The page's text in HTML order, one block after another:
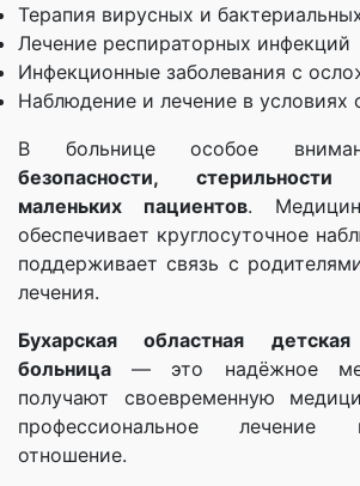
Терапия вирусных и
Лечение респираторных инфекций
Инфекционные заболевания с
Наблюдение и лечение в условиях
В больнице особое
безопасности,
маленьких пациентов.
обеспечивает круглосуточное
поддерживает связь с
лечения.
Бухарская областная
больница — это надёжное
получают своевременную
профессиональное лечение
отношение.